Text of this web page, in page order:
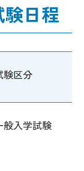
験日程
験区分
般入学試験